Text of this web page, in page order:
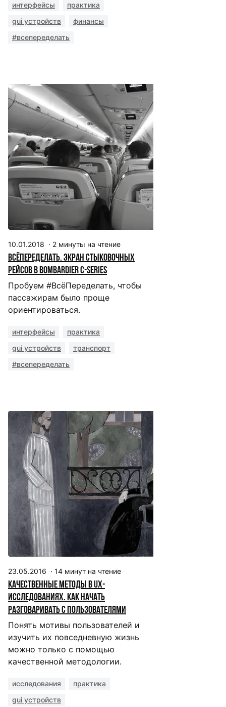
интерфейсы
практика
gui устройств
финансы
#всепеределать
10.01.2018 · 2 минуты на чтение
ВсёПеределать. Экран стыковочных
рейсов в Bombardier C-series
Пробуем #ВсёПеределать, чтобы
пассажирам было проще
ориентироваться.
интерфейсы
практика
gui устройств
транспорт
#всепеределать
23.05.2016 · 14 минут на чтение
Качественные методы в UX-
исследованиях. Как начать
разговаривать с пользователями
Понять мотивы пользователей и
изучить их повседневную жизнь
можно только с помощью
качественной методологии.
исследования
практика
gui устройств